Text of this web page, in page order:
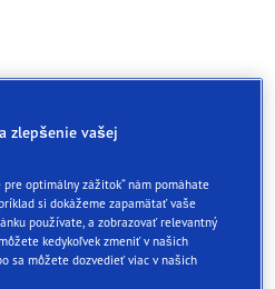
zlepšenie vašej
optimálny zážitok“ nám pomáhate
si dokážeme zapamätať vaše
používate, a zobrazovať relevantný
kedykoľvek zmeniť v našich
sa môžete dozvedieť viac v našich